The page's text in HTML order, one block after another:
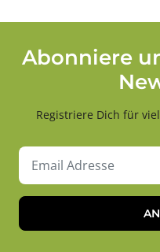
Abonniere
Registriere Dich für